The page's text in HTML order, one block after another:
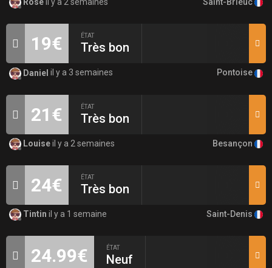
Roseil y a 2 semaines
19€ ÉTAT
Très bon
Daniel il y a 3 semaines Pontoise
21€ ÉTAT
Très bon
Louiseil y a 2 semaines Besançon
24€ ÉTAT
Très bon
Tintin il y a 1 semaine Saint-Denis
24.99€ ÉTAT
Neuf